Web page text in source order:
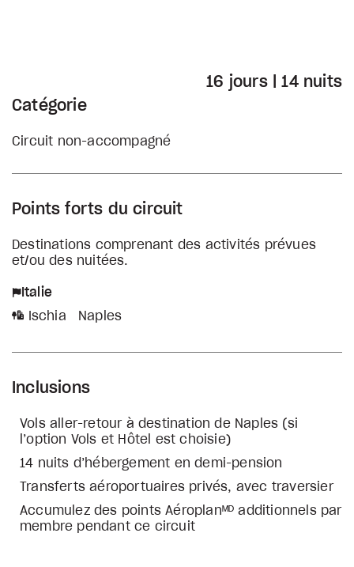
16 jours | 14 nuits
Catégorie
Circuit non-accompagné
Points forts du circuit
Destinations comprenant des activités prévues
et/ou des nuitées.
Italie
Ischia
Naples
Inclusions
Vols aller-retour à destination de Naples (si
l’option Vols et Hôtel est choisie)
14 nuits d’hébergement en demi-pension
Transferts aéroportuaires privés, avec traversier
Accumulez des points Aéroplanᴹᴰ additionnels par
membre pendant ce circuit